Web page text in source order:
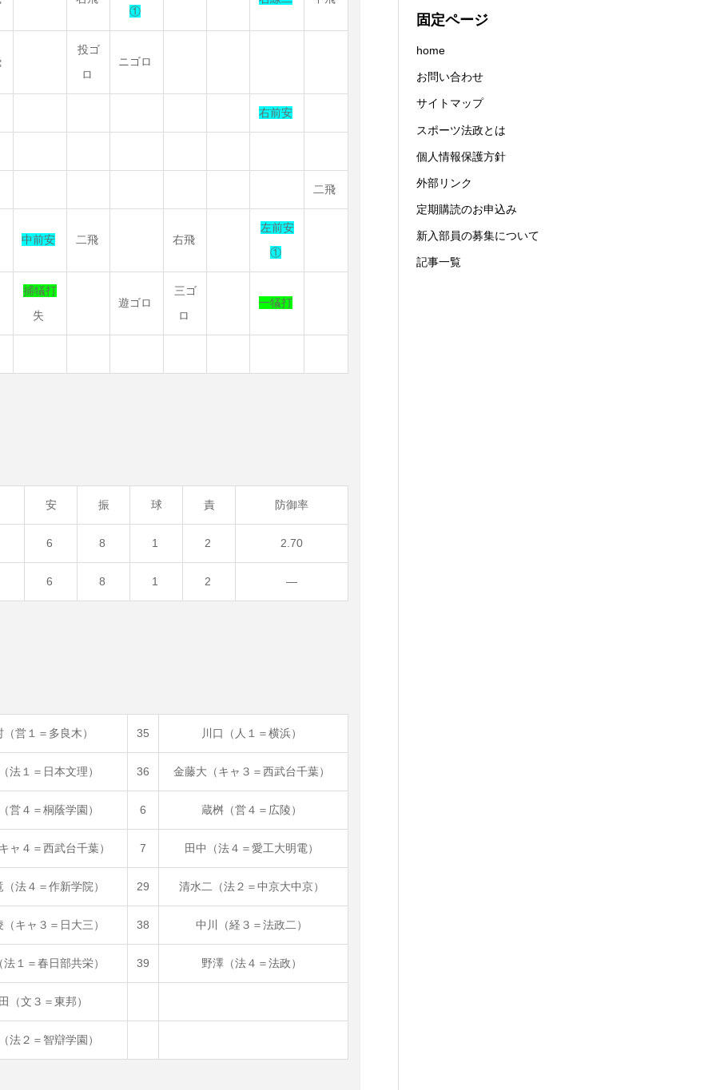
①
投ゴ
ロ
ニゴロ
右前安
二飛
中前安 二飛 右飛
左前安
①
捕犠打
失
遊ゴロ
三ゴ
ロ
一犠打
安 振 球 責 防御率
6 8 1 2 2.70
6 8 1 2 —
（営１＝多良木） 35 川口（人１＝横浜）
法１＝日本文理） 36 金藤大（キャ３＝西武台千葉）
営４＝桐蔭学園） 6 蔵桝（営４＝広陵）
ャ４＝西武台千葉） 7 田中（法４＝愛工大明電）
（法４＝作新学院） 29 清水二（法２＝中京大中京）
（キャ３＝日大三） 38 中川（経３＝法政二）
法１＝春日部共栄） 39 野澤（法４＝法政）
（文３＝東邦）
法２＝智辯学園）
固定ページ
home
お問い合わせ
サイトマップ
スポーツ法政とは
個人情報保護方針
外部リンク
定期購読のお申込み
新入部員の募集について
記事一覧